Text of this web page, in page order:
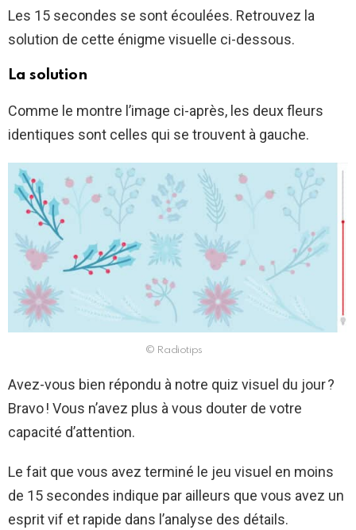
Les 15 secondes se sont écoulées. Retrouvez la
solution de cette énigme visuelle ci-dessous.
La solution
Comme le montre l’image ci-après, les deux fleurs
identiques sont celles qui se trouvent à gauche.
© Radiotips
Avez-vous bien répondu à notre quiz visuel du jour ?
Bravo ! Vous n’avez plus à vous douter de votre
capacité d’attention.
Le fait que vous avez terminé le jeu visuel en moins
de 15 secondes indique par ailleurs que vous avez un
esprit vif et rapide dans l’analyse des détails.